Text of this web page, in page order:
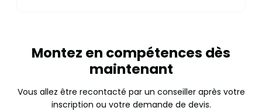
Montez en compétences dès
maintenant
Vous allez être recontacté par un conseiller après votre
inscription ou votre demande de devis.